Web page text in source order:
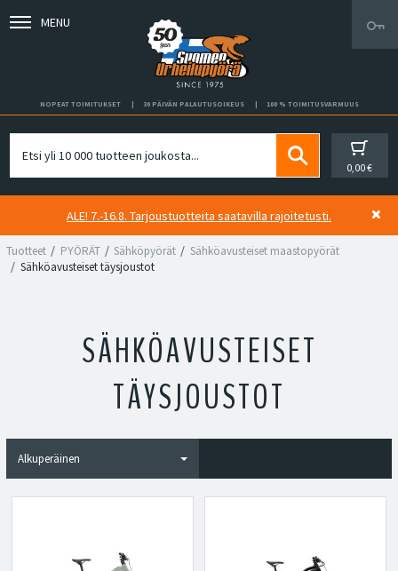
MENU
NOPEAT TOIMITUKSET 30 PÄIVÄN PALAUTUSOIKEUS 100 % TOIMITUSVARMUUS
0,00 €
ALE! 7.-16.8. Tarjoustuotteita saatavilla rajoitetusti.
Tuotteet PYÖRÄT Sähköpyörät
Sähköavusteiset maastopyörät
Sähköavusteiset täysjoustot
SÄHKÖAVUSTEISET
TÄYSJOUSTOT